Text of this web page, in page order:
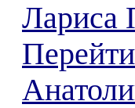
Лариса